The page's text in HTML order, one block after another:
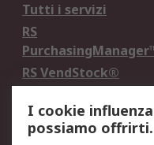
Tutti i servizi
RS
RS VendStock®
Legale
I cookie
possiamo offrirti.